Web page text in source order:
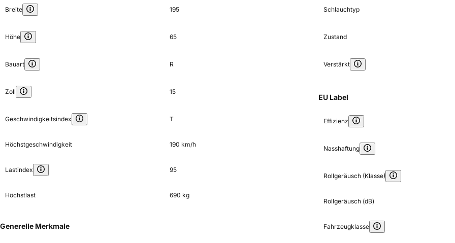
Breite 195
Höhe 65
Bauart R
Zoll 15
Geschwindigkeitsindex T
Höchstgeschwindigkeit 190 km/h
Lastindex 95
Höchstlast 690 kg
Generelle Merkmale
Schlauchtyp
Zustand
Verstärkt
EU Label
Effizienz
Nasshaftung
Rollgeräusch (Klasse)
Rollgeräusch (dB)
Fahrzeugklasse